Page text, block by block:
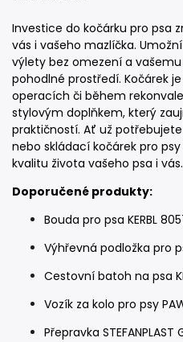
Investice do kočárku pro psa
vás i vašeho mazlíčka.
výlety bez omezení a
pohodlné prostředí. Kočárek
operacích či během
stylovým doplňkem, který
praktičností. Ať už
nebo skládací kočárek pro
kvalitu života vašeho psa i vás.
Doporučené produkty:
Bouda pro psa KERBL
Výhřevná podložka pro
Cestovní batoh na psa
Vozík za kolo pro psy
Přepravka STEFANPLAST